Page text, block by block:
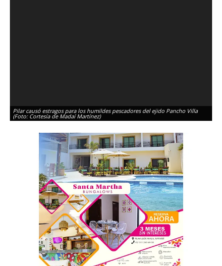
Pilar causó estragos para los humildes pescadores del ejido Pancho Villa
(Foto: Cortesía de Madaí Martínez)